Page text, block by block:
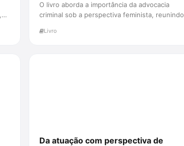
O livro aborda a importância da advocacia
criminal sob a perspectiva feminista, reunindo
Livro
Da atuação com perspectiva de